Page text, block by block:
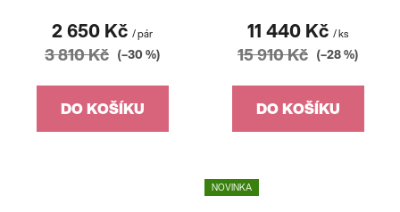
2 650 Kč / pár
3 810 Kč (–30 %)
DO KOŠÍKU
11 440 Kč / ks
15 910 Kč (–28 %)
DO KOŠÍKU
NOVINKA